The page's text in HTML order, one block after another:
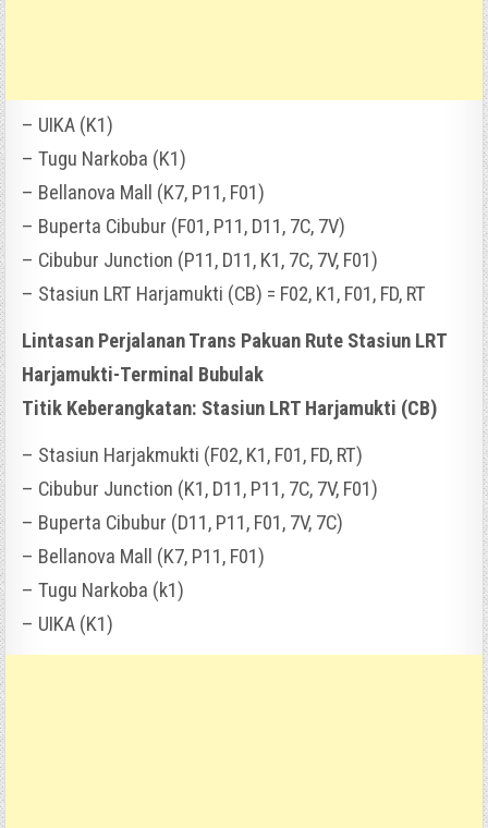
– UIKA (K1)
– Tugu Narkoba (K1)
– Bellanova Mall (K7, P11, F01)
– Buperta Cibubur (F01, P11, D11, 7C, 7V)
– Cibubur Junction (P11, D11, K1, 7C, 7V, F01)
– Stasiun LRT Harjamukti (CB) = F02, K1, F01, FD, RT
Lintasan Perjalanan Trans Pakuan Rute Stasiun LRT
Harjamukti-Terminal Bubulak
Titik Keberangkatan: Stasiun LRT Harjamukti (CB)
– Stasiun Harjakmukti (F02, K1, F01, FD, RT)
– Cibubur Junction (K1, D11, P11, 7C, 7V, F01)
– Buperta Cibubur (D11, P11, F01, 7V, 7C)
– Bellanova Mall (K7, P11, F01)
– Tugu Narkoba (k1)
– UIKA (K1)